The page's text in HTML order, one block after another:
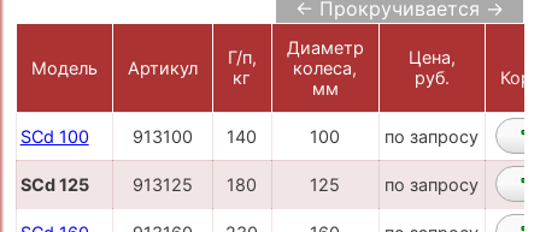
← Прокручивается →
Модель Артикул
Г/п,
кг
Диаметр
колеса,
мм
Цена,
руб.
SCd 100 913100 140 100 по запросу
SCd 125 913125 180 125 по запросу